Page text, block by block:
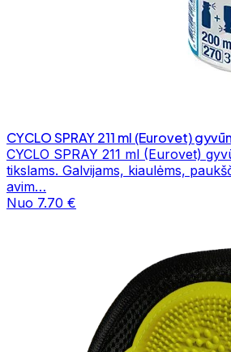
CYCLO SPRAY 211 ml (Eurovet)
CYCLO SPRAY 211 ml (Eurovet)
tikslams. Galvijams, kiaulėms,
avim…
Nuo 7.70 €